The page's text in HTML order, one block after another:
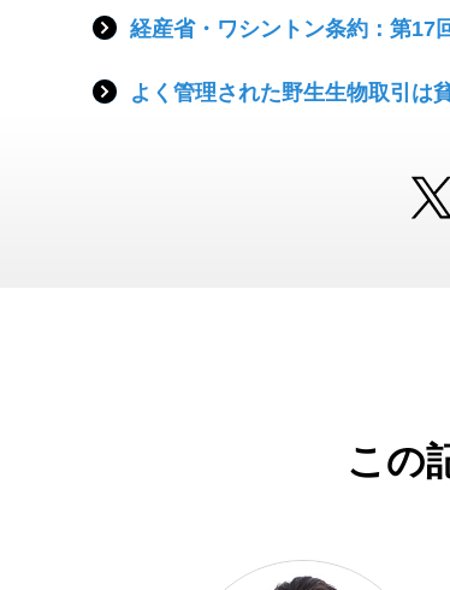
経産省・ワシントン条約：第17
よく管理された野生生物取引は
この